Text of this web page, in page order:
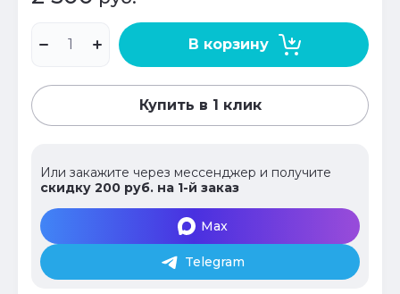
В корзину
Купить в 1 клик
Или закажите через мессенджер и получите
скидку 200 руб. на 1-й заказ
Max
Telegram